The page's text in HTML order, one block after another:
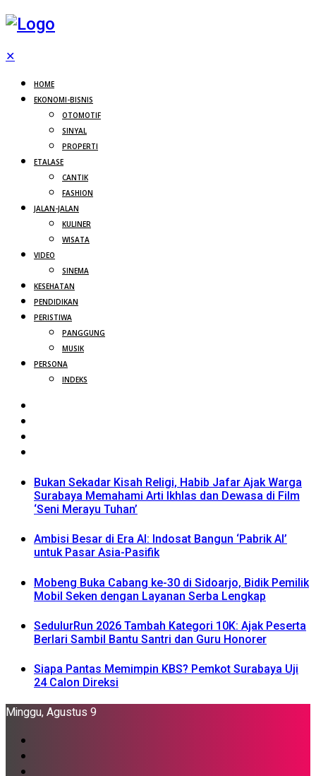
✕
HOME
EKONOMI-BISNIS
OTOMOTIF
SINYAL
PROPERTI
ETALASE
CANTIK
FASHION
JALAN-JALAN
KULINER
WISATA
VIDEO
SINEMA
KESEHATAN
PENDIDIKAN
PERISTIWA
PANGGUNG
MUSIK
PERSONA
INDEKS
Bukan Sekadar Kisah Religi, Habib Jafar Ajak Warga
Surabaya Memahami Arti Ikhlas dan Dewasa di Film
‘Seni Merayu Tuhan’
Ambisi Besar di Era AI: Indosat Bangun ‘Pabrik AI’
untuk Pasar Asia-Pasifik
Mobeng Buka Cabang ke-30 di Sidoarjo, Bidik Pemilik
Mobil Seken dengan Layanan Serba Lengkap
SedulurRun 2026 Tambah Kategori 10K: Ajak Peserta
Berlari Sambil Bantu Santri dan Guru Honorer
Siapa Pantas Memimpin KBS? Pemkot Surabaya Uji
24 Calon Direksi
Minggu, Agustus 9